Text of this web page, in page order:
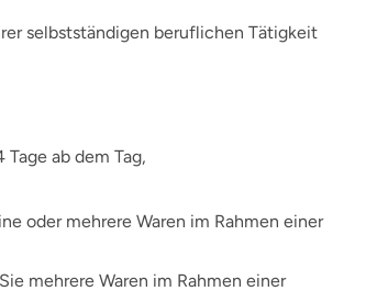
selbstständigen beruflichen Tätigkeit
ab dem Tag,
oder mehrere Waren im Rahmen einer
mehrere Waren im Rahmen einer